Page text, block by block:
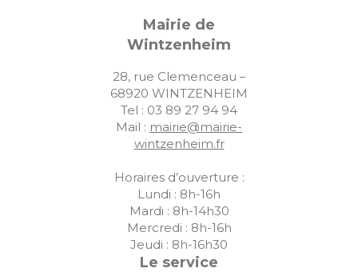
Mairie de
Wintzenheim
28, rue Clemenceau –
68920 WINTZENHEIM
Tel : 03 89 27 94 94
Mail : mairie@mairie-
wintzenheim.fr
Horaires d’ouverture :
Lundi : 8h-16h
Mardi : 8h-14h30
Mercredi : 8h-16h
Jeudi : 8h-16h30
Le service